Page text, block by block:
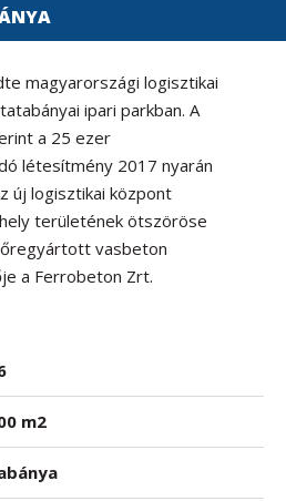
magyarországi logisztikai
ipari parkban. A
a 25 ezer
létesítmény 2017 nyarán
új logisztikai központ
területének ötszöröse
vasbeton
a Ferrobeton Zrt.
m2